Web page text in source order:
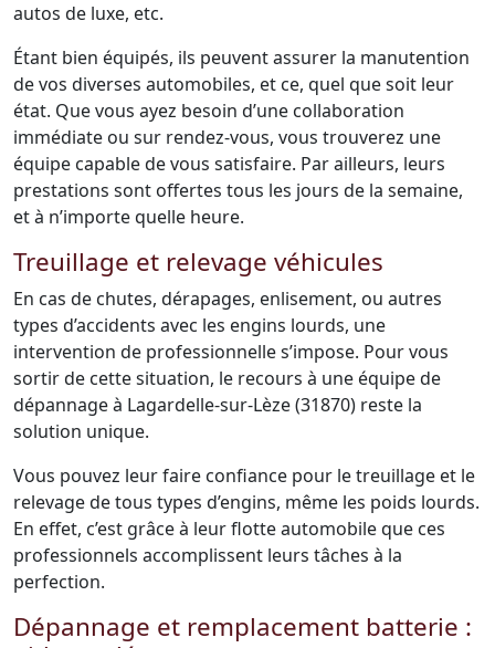
autos de luxe, etc.
Étant bien équipés, ils peuvent assurer la manutention
de vos diverses automobiles, et ce, quel que soit leur
état. Que vous ayez besoin d’une collaboration
immédiate ou sur rendez-vous, vous trouverez une
équipe capable de vous satisfaire. Par ailleurs, leurs
prestations sont offertes tous les jours de la semaine,
et à n’importe quelle heure.
Treuillage et relevage véhicules
En cas de chutes, dérapages, enlisement, ou autres
types d’accidents avec les engins lourds, une
intervention de professionnelle s’impose. Pour vous
sortir de cette situation, le recours à une équipe de
dépannage à Lagardelle-sur-Lèze (31870) reste la
solution unique.
Vous pouvez leur faire confiance pour le treuillage et le
relevage de tous types d’engins, même les poids lourds.
En effet, c’est grâce à leur flotte automobile que ces
professionnels accomplissent leurs tâches à la
perfection.
Dépannage et remplacement batterie :